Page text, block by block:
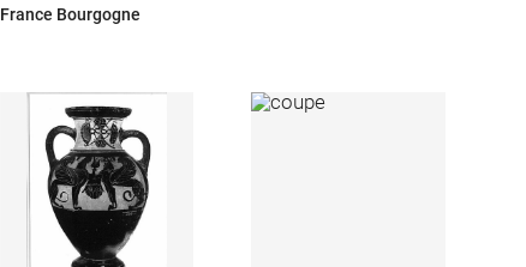
France Bourgogne